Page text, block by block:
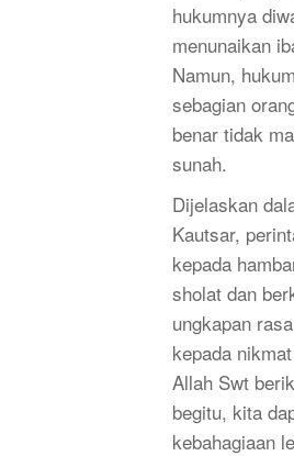
hukumnya
menunaikan
Namun,
sebagian
benar tidak
sunah.
Dijelaskan
Kautsar,
kepada
sholat dan
ungkapan
kepada
Allah Swt
begitu, kita
kebahagiaan